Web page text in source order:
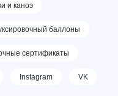
и каноэ
баллоны
сертификаты
Instagram VK